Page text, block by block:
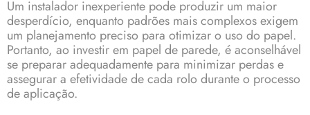
Um instalador inexperiente pode produzir um maior
desperdício, enquanto padrões mais complexos exigem
um planejamento preciso para otimizar o uso do papel.
Portanto, ao investir em papel de parede, é aconselhável
se preparar adequadamente para minimizar perdas e
assegurar a efetividade de cada rolo durante o processo
de aplicação.